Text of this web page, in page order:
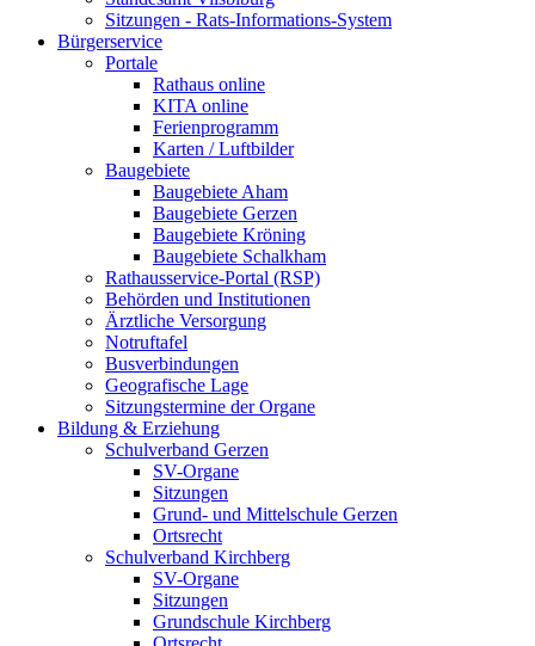
Sitzungen - Rats-Informations-System
Bürgerservice
Portale
Rathaus online
KITA online
Ferienprogramm
Karten / Luftbilder
Baugebiete
Baugebiete Aham
Baugebiete Gerzen
Baugebiete Kröning
Baugebiete Schalkham
Rathausservice-Portal (RSP)
Behörden und Institutionen
Ärztliche Versorgung
Notruftafel
Busverbindungen
Geografische Lage
Sitzungstermine der Organe
Bildung & Erziehung
Schulverband Gerzen
SV-Organe
Sitzungen
Grund- und Mittelschule Gerzen
Ortsrecht
Schulverband Kirchberg
SV-Organe
Sitzungen
Grundschule Kirchberg